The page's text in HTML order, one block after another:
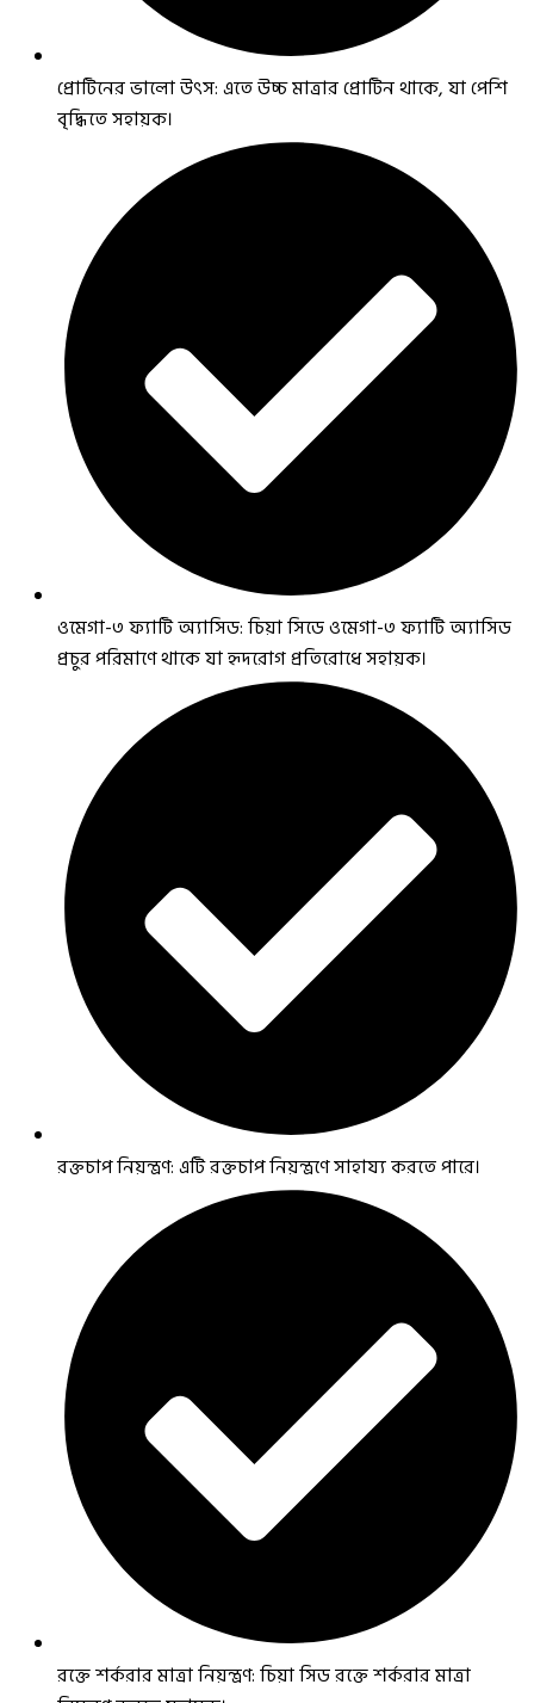
প্রোটিনের ভালো উৎস: এতে উচ্চ মাত্রার প্রোটিন থাকে, যা পেশি
বৃদ্ধিতে সহায়ক।
ওমেগা-৩ ফ্যাটি অ্যাসিড: চিয়া সিডে ওমেগা-৩ ফ্যাটি অ্যাসিড
প্রচুর পরিমাণে থাকে যা হৃদরোগ প্রতিরোধে সহায়ক।
রক্তচাপ নিয়ন্ত্রণ: এটি রক্তচাপ নিয়ন্ত্রণে সাহায্য করতে পারে।
রক্তে শর্করার মাত্রা নিয়ন্ত্রণ: চিয়া সিড রক্তে শর্করার মাত্রা